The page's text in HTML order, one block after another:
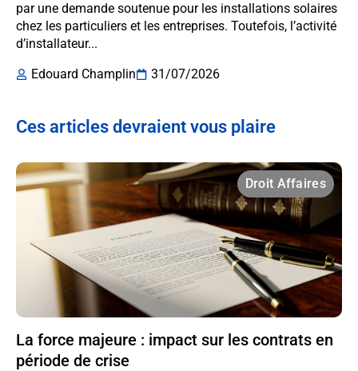
par une demande soutenue pour les installations solaires
chez les particuliers et les entreprises. Toutefois, l’activité
d’installateur...
Edouard Champlin
31/07/2026
Ces articles devraient vous plaire
Droit Affaires
La force majeure : impact sur les contrats en
période de crise